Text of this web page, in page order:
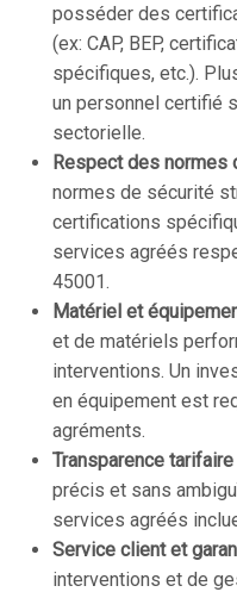
posséder des
(ex: CAP, BEP,
spécifiques, etc.).
un personnel certifié
sectorielle.
Respect des normes
normes de sécurité
certifications
services agréés
45001.
Matériel et
et de matériels
interventions. Un
en équipement est
agréments.
Transparence tarifaire
précis et sans
services agréés
Service client et
interventions et de